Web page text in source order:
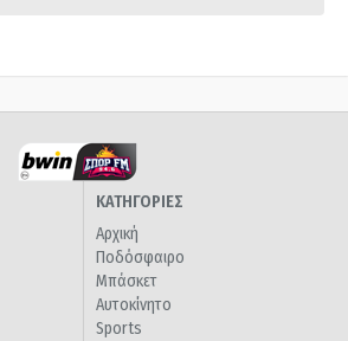
ΚΑΤΗΓΟΡΙΕΣ
Αρχική
Ποδόσφαιρο
Μπάσκετ
Αυτοκίνητο
Sports